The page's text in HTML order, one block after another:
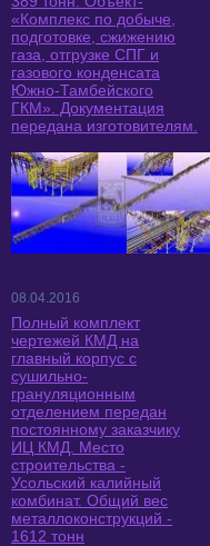
«Комплекс по добыче,
подготовке, сжижению
газа, отгрузке СПГ и
газового конденсата
Южно-Тамбейского
ГКМ». Документация
передана изготовителям.
08.04.2016
Полный комплект
чертежей КМД на
главный корпус с
сушильно-
грануляционным
отделением передан
постоянному заказчику
ИЦ КМД. Место
строительства -
Усольский калийный
комбинат. Общий вес
металлоконструкций -
1612 тонн